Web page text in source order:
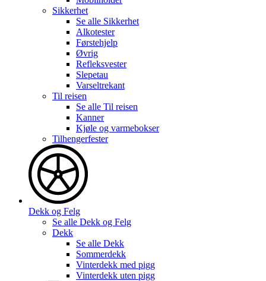
Sikkerhet
Se alle Sikkerhet
Alkotester
Førstehjelp
Øvrig
Refleksvester
Slepetau
Varseltrekant
Til reisen
Se alle Til reisen
Kanner
Kjøle og varmebokser
Tilhengerfester
Dekk og Felg
Se alle Dekk og Felg
Dekk
Se alle Dekk
Sommerdekk
Vinterdekk med pigg
Vinterdekk uten pigg